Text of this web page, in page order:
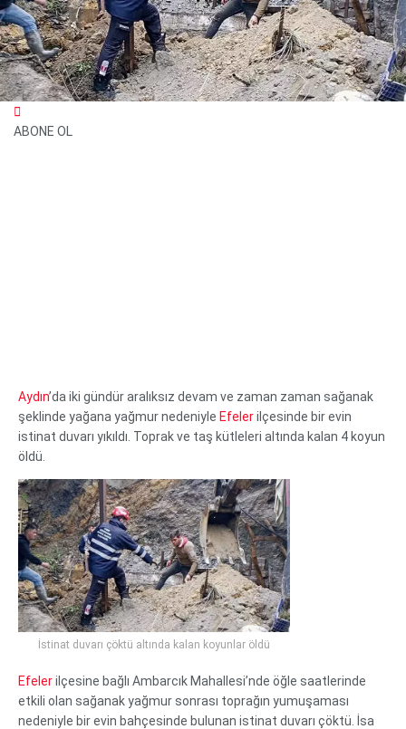
ABONE OL
Aydın’da iki gündür aralıksız devam ve zaman zaman sağanak
şeklinde yağana yağmur nedeniyle Efelerilçesinde bir evin
istinat duvarı yıkıldı. Toprak ve taş kütleleri altında kalan 4 koyun
öldü.
İstinat duvarı çöktü altında kalan koyunlar öldü
Efelerilçesine bağlı Ambarcık Mahallesi’nde öğle saatlerinde
etkili olan sağanak yağmur sonrası toprağın yumuşaması
nedeniyle bir evin bahçesinde bulunan istinat duvarı çöktü. İsa